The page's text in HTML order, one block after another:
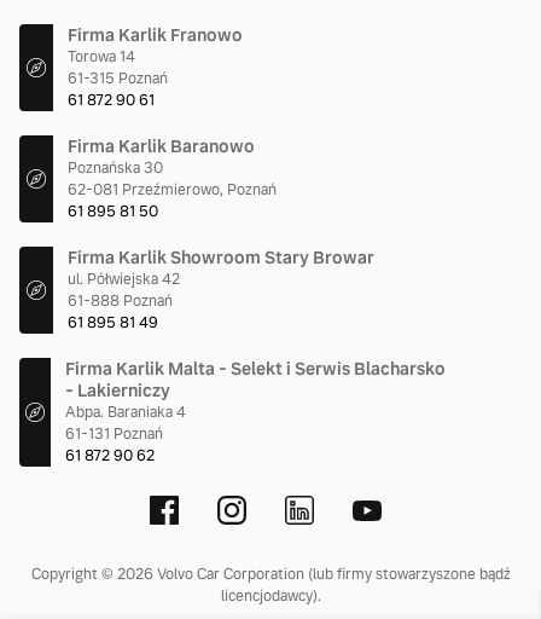
Firma Karlik Franowo
Torowa 14
61-315 Poznań
61 872 90 61
Firma Karlik Baranowo
Poznańska 30
62-081 Przeźmierowo, Poznań
61 895 81 50
Firma Karlik Showroom Stary Browar
ul. Półwiejska 42
61-888 Poznań
61 895 81 49
Firma Karlik Malta - Selekt i Serwis Blacharsko
- Lakierniczy
Abpa. Baraniaka 4
61-131 Poznań
61 872 90 62
Copyright © 2026 Volvo Car Corporation (lub firmy stowarzyszone bądź
licencjodawcy).